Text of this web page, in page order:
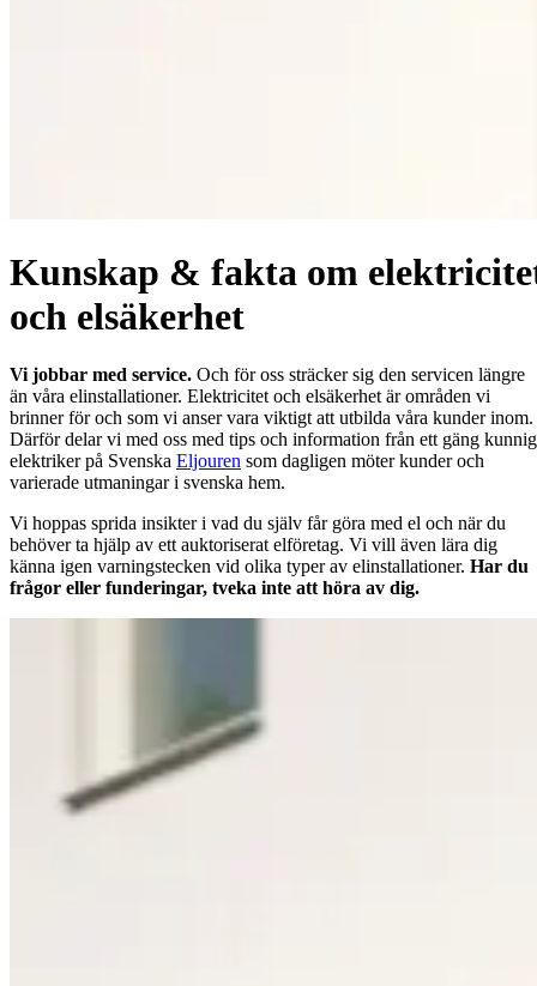
Kunskap & fakta om
och elsäkerhet
Vi jobbar med service. Och för oss sträcker sig den servicen längre
än våra elinstallationer. Elektricitet och elsäkerhet är områden vi
brinner för och som vi anser vara viktigt att utbilda våra kunder inom.
Därför delar vi med oss med tips och information från ett gäng
elektriker på Svenska Eljouren som dagligen möter kunder och
varierade utmaningar i svenska hem.
Vi hoppas sprida insikter i vad du själv får göra med el och när du
behöver ta hjälp av ett auktoriserat elföretag. Vi vill även lära dig
känna igen varningstecken vid olika typer av elinstallationer. Har du
frågor eller funderingar, tveka inte att höra av dig.